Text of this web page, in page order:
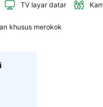
TV layar datar
khusus merokok